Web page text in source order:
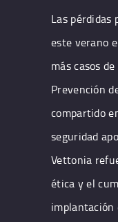
Las pérdidas
este verano
más casos
Prevención
compartido
seguridad
Vettonia
ética y el
implantación